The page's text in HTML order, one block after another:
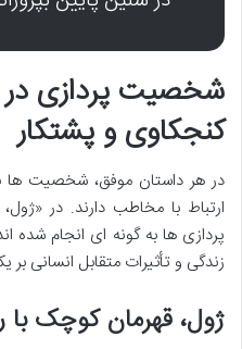
شخصیت پردازی در
کنجکاوی و پشتکار
در هر داستان موفق، شخصیت ها
ارتباط با مخاطب دارند. در
پردازی ها به گونه ای انجام شده
زندگی و تأثیرات متقابل انسانی بر
ژول، قهرمان کوچک